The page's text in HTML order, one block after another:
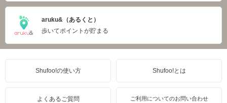
aruku&（あるくと）
歩いてポイントが貯まる
Shufoo!の使い方 Shufoo!とは
よくあるご質問 ご利用についてのお問い合わせ